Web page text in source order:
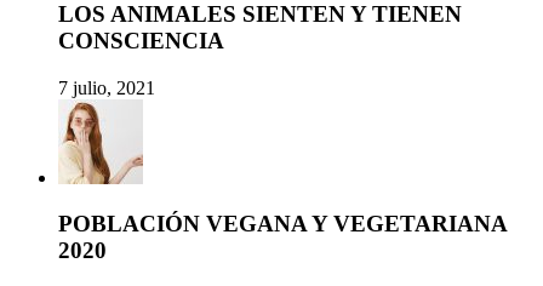
LOS ANIMALES SIENTEN Y TIENEN
CONSCIENCIA
7 julio, 2021
POBLACIÓN VEGANA Y VEGETARIANA
2020